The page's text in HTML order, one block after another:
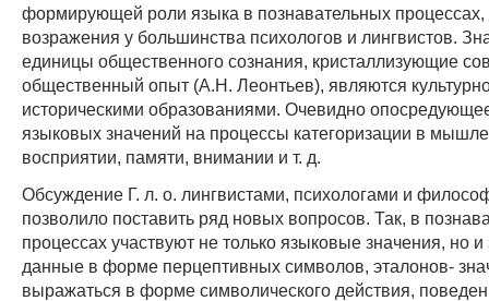
формирующей роли языка в познавательных
возражения у большинства психологов и лингвистов.
единицы общественного сознания, кристаллизующие
общественный опыт (А.Н. Леонтьев), являются
историческими образованиями. Очевидно
языковых значений на процессы категоризации в
восприятии, памяти, внимании и т. д.
Обсуждение Г. л. о. лингвистами, психологами и
позволило поставить ряд новых вопросов. Так, в
процессах участвуют не только языковые значения, но и
данные в форме перцептивных символов, эталонов-
выражаться в форме символического действия,